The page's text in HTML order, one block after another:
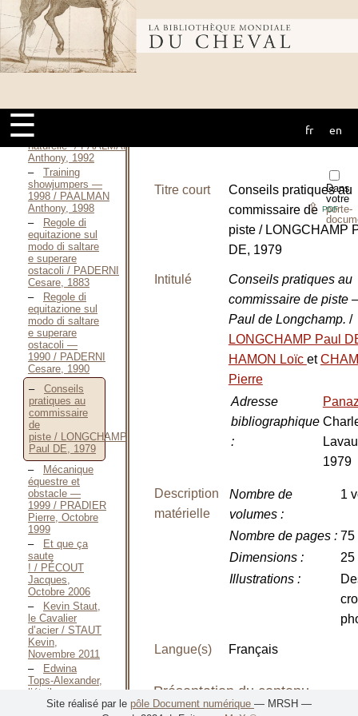
Bibliothèque
mondiale du
cheval
☰ fr en
l’équitation / ORGEIX
Jean D’,
Octobre 2006
Dresser,
c’est
simple / ORGEIX
cheval
d’obstacle par la
"méthode
naturelle" / PAALMAN
Anthony, 1992
Training
showjumpers —
1998 / PAALMAN
Anthony, 1998
Regole di
equitazione sul
modo di saltare
e superare
ostacoli / PADERNI
Cesare, 1883
Regole di
equitazione sul
modo di saltare
e superare
ostacoli —
1990 / PADERNI
Cesare, 1990
Conseils
pratiques au
commissaire
de
piste / LONGCHAMP
Paul DE, 1979
Mécanique
équestre et
obstacle —
1999 / PRADIER
Pierre, Octobre
1999
Et que ça
saute
! / PÉCOUT
Jacques,
Octobre 2006
Kevin Staut,
le Cavalier
d’acier / STAUT
Kevin,
Novembre 2011
Edwina
Tops-Alexander,
l’étoile
australienne / TOPS-
Dans
votre
porte-
⇪ PDF
Titre court
Conseils pratiques au
commissaire de
piste / LONGCHAMP
DE, 1979
Intitulé
Conseils pratiques au
commissaire de piste
Paul de Longchamp. /
LONGCHAMP Paul
HAMON Loïc et
Pierre
Adresse
bibliographique
:
1979
Description
matérielle
Nombre de
volumes:
1
Nombre de pages: 75
Dimensions:
25
Illustrations:
Langue(s) Français
Présentation du contenu
Site réalisé par le pôle Document numérique — MRSH —